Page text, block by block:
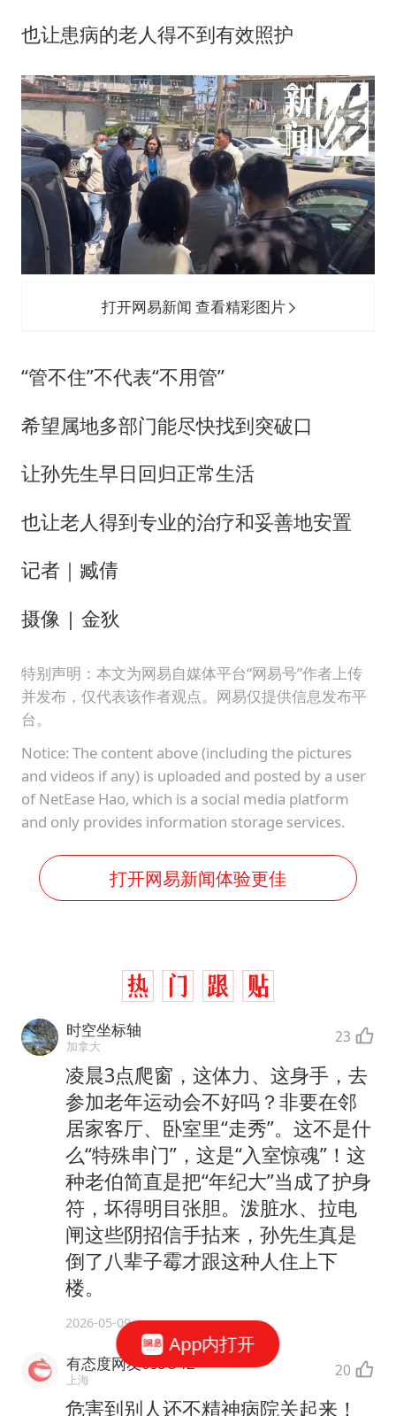
也让患病的老人得不到有效照护
打开网易新闻 查看精彩图片
“管不住”不代表“不用管”
希望属地多部门能尽快找到突破口
让孙先生早日回归正常生活
也让老人得到专业的治疗和妥善地安置
记者｜臧倩
摄像 | 金狄
特别声明：本文为网易自媒体平台“网易号”作者上传
并发布，仅代表该作者观点。网易仅提供信息发布平
台。
Notice: The content above (including the pictures
and videos if any) is uploaded and posted by a user
of NetEase Hao, which is a social media platform
and only provides information storage services.
打开网易新闻体验更佳
时空坐标轴
加拿大 23
凌晨3点爬窗，这体力、这身手，去
参加老年运动会不好吗？非要在邻
居家客厅、卧室里“走秀”。这不是什
么“特殊串门”，这是“入室惊魂”！这
种老伯简直是把“年纪大”当成了护身
符，坏得明目张胆。泼脏水、拉电
闸这些阴招信手拈来，孙先生真是
倒了八辈子霉才跟这种人住上下
楼。
2026-05-09
有态度网友0s8O4Z
上海 20
危害到别人还不精神病院关起来！
App内打开